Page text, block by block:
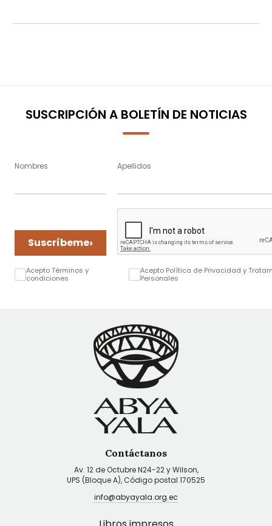
SUSCRIPCIÓN A BOLETÍN DE NOTICIAS
Nombres Apellidos
Suscríbeme›
Acepto Términos y
condiciones
Acepto Política de Privacidad y
Personales
Contáctanos
Av. 12 de Octubre N24-22 y Wilson,
UPS (Bloque A), Código postal 170525
info@abyayala.org.ec